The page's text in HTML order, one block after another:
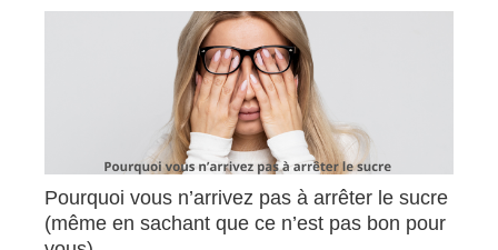
Pourquoi vous n’arrivez pas à arrêter le sucre
(même en sachant que ce n’est pas bon pour